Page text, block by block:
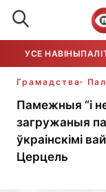
УСЕ НАВІНЫ
Грамадства
Памежныя “і
загружаныя
ўкраінскімі
Церцель